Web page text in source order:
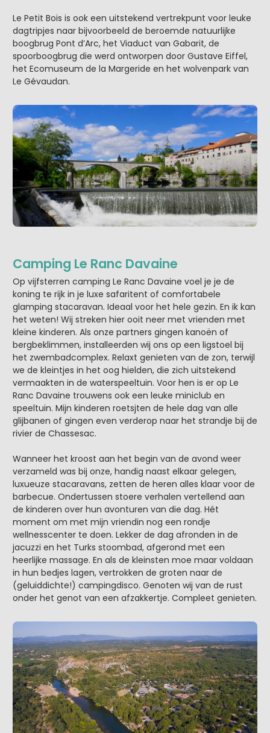
Le Petit Bois is ook een uitstekend vertrekpunt voor leuke
dagtripjes naar bijvoorbeeld de beroemde natuurlijke
boogbrug Pont d’Arc, het Viaduct van Gabarit, de
spoorboogbrug die werd ontworpen door Gustave Eiffel,
het Ecomuseum de la Margeride en het wolvenpark van
Le Gévaudan.
Camping Le Ranc Davaine
Op vijfsterren camping Le Ranc Davaine voel je je de
koning te rijk in je luxe safaritent of comfortabele
glamping stacaravan. Ideaal voor het hele gezin. En ik kan
het weten! Wij streken hier ooit neer met vrienden met
kleine kinderen. Als onze partners gingen kanoën of
bergbeklimmen, installeerden wij ons op een ligstoel bij
het zwembadcomplex. Relaxt genieten van de zon, terwijl
we de kleintjes in het oog hielden, die zich uitstekend
vermaakten in de waterspeeltuin. Voor hen is er op Le
Ranc Davaine trouwens ook een leuke miniclub en
speeltuin. Mijn kinderen roetsjten de hele dag van alle
glijbanen of gingen even verderop naar het strandje bij de
rivier de Chassesac.
Wanneer het kroost aan het begin van de avond weer
verzameld was bij onze, handig naast elkaar gelegen,
luxueuze stacaravans, zetten de heren alles klaar voor de
barbecue. Ondertussen stoere verhalen vertellend aan
de kinderen over hun avonturen van die dag. Hét
moment om met mijn vriendin nog een rondje
wellnesscenter te doen. Lekker de dag afronden in de
jacuzzi en het Turks stoombad, afgerond met een
heerlijke massage. En als de kleinsten moe maar voldaan
in hun bedjes lagen, vertrokken de groten naar de
(geluiddichte!) campingdisco. Genoten wij van de rust
onder het genot van een afzakkertje. Compleet genieten.